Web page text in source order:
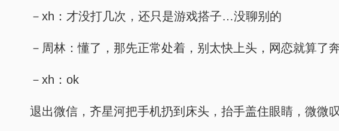
－xh：才没打几次，还只是游戏搭子…没聊别的
－周林：懂了，那先正常处着，别太快上头，网恋就算了
－xh：ok
退出微信，齐星河把手机扔到床头，抬手盖住眼睛，微微叹